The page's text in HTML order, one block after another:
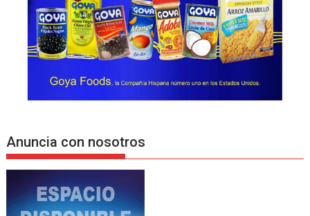
Anuncia con nosotros